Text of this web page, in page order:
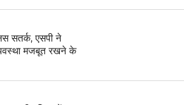
सतर्क, एसपी ने
मजबूत रखने के